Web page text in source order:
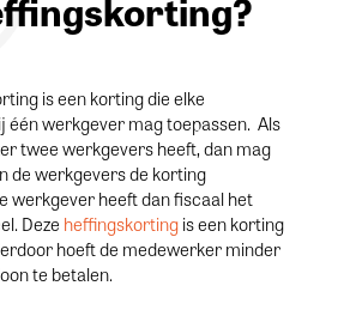
is een korting die elke
één werkgever mag toepassen. Als
twee werkgevers heeft, dan mag
de werkgevers de korting
werkgever heeft dan fiscaal het
Deze heffingskortingis een korting
hoeft de medewerker minder
te betalen.